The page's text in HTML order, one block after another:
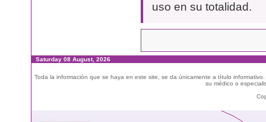
uso en su totalidad.
Saturday 08 August, 2026
Toda la información que se haya en este site, se da únicamente a título
su médico o